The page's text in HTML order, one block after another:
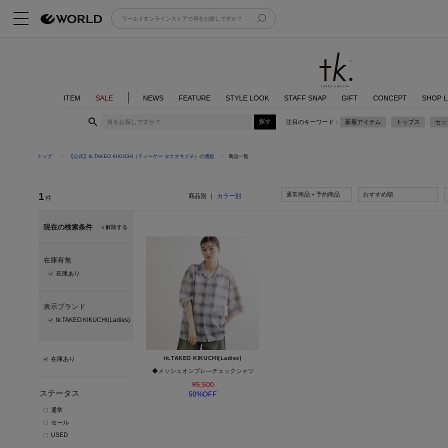
ITEM SALE NEWS FEATURE STYLE LOOK STAFF SNAP GIFT CONCEPT SHOP
注目のキーワード： 新着アイテム トップス セ
トップ 【公式】tk.TAKEO KIKUCHI（ティーケー タケオキクチ）の通販 商品一覧
1 件 商品別 カラー別 通常商品＋予約商品 おすすめ順
ｘ解除する
現在の検索条件
在庫有無
在庫あり
表示ブランド
tk.TAKEO KIKUCHI(Ladies)
在庫あり
ステータス
通常
セール
USED
tk.TAKEO KIKUCHI(Ladies)
◆メッシュオンブレ―チェックシャツ
¥5,500
50%OFF